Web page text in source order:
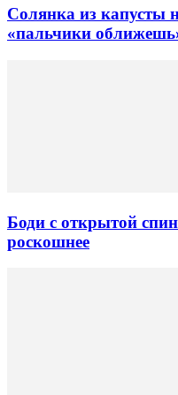
Солянка из капусты
«пальчики
Боди с открытой
роскошнее